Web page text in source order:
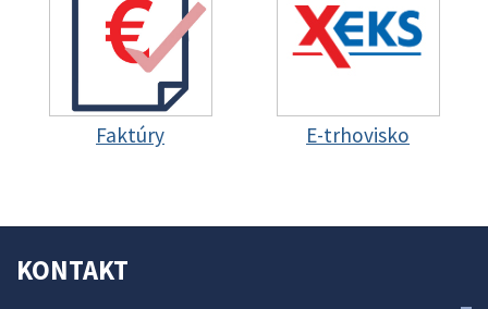
Faktúry E-trhovisko
KONTAKT